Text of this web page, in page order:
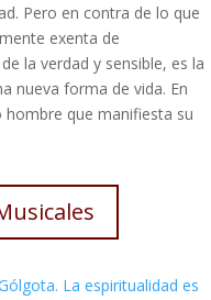
Pero en contra de lo que
exenta de
la verdad y sensible, es la
nueva forma de vida. En
que manifiesta su